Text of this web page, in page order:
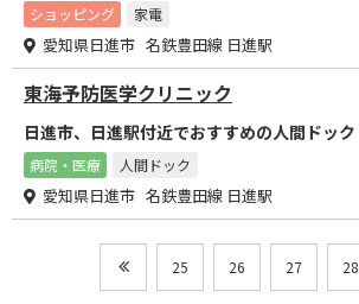
ショッピング 家電
愛知県日進市 名鉄豊田線 日進駅
東海予防医学クリニック
日進市、日進駅付近でおすすめの人間ドック
病院・医療 人間ドック
愛知県日進市 名鉄豊田線 日進駅
25 26 27 28